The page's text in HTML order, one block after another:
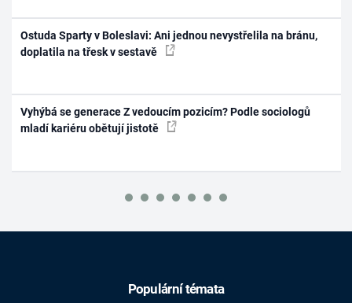
Ostuda Sparty v Boleslavi: Ani jednou nevystřelila na bránu,
doplatila na třesk v sestavě
Vyhýbá se generace Z vedoucím pozicím? Podle sociologů
mladí kariéru obětují jistotě
Populární témata